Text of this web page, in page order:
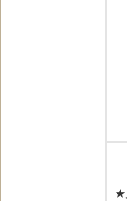
★